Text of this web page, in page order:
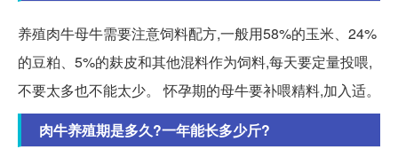
养殖肉牛母牛需要注意饲料配方,一般用58%的玉米、24%
的豆粕、5%的麸皮和其他混料作为饲料,每天要定量投喂,
不要太多也不能太少。 怀孕期的母牛要补喂精料,加入适。
肉牛养殖期是多久?一年能长多少斤?